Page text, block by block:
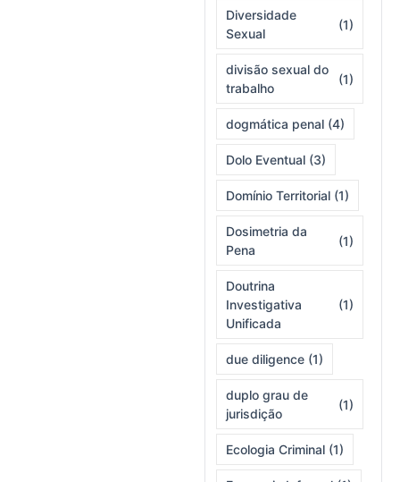
Diversidade
Sexual
(1)
divisão sexual do
trabalho
(1)
dogmática penal (4)
Dolo Eventual (3)
Domínio Territorial (1)
Dosimetria da
Pena
(1)
Doutrina
Investigativa
Unificada
(1)
due diligence (1)
duplo grau de
jurisdição
(1)
Ecologia Criminal (1)